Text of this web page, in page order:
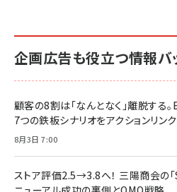
企画広告も役立つ情報バ
顧客の8割は「なんとなく」離脱する
7つの鉄板シナリオをアクションリン
8月3日 7:00
ストア評価2.5→3.8へ！ 三陽商会の「